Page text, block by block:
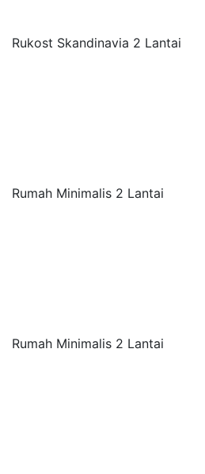
Rukost Skandinavia 2 Lantai
Rumah Minimalis 2 Lantai
Rumah Minimalis 2 Lantai